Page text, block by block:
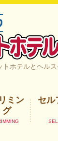
ケア｜山口県
ホテルとヘル
ミン
グ
セル